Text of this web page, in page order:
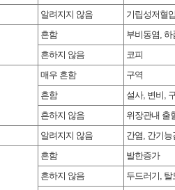
알려지지 않음 기립성저혈
흔함
부비동염, 하
흔하지 않음
코피
매우 흔함
구역
흔함
설사, 변비,
흔하지 않음
위장관내 출
알려지지 않음 간염, 간기능
흔함
발한증가
흔하지 않음
두드러기, 탈